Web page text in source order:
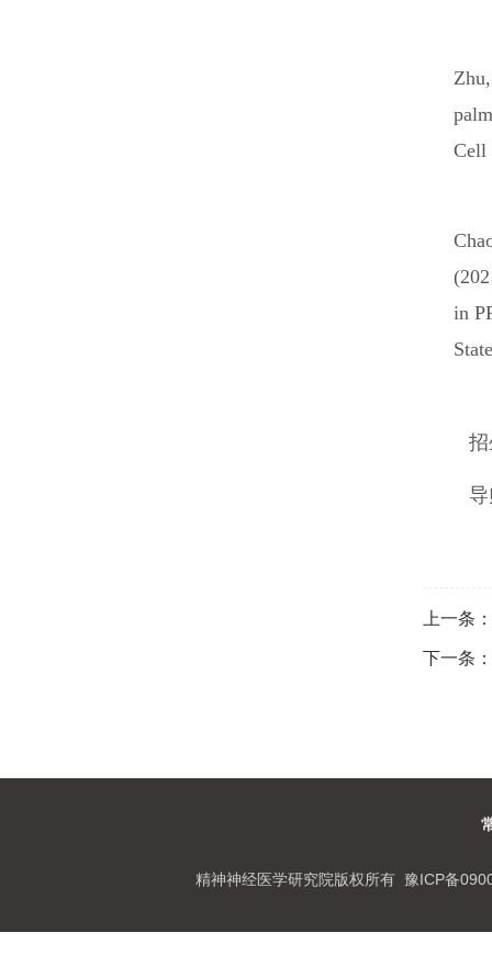
Cell
in
导
上一条：
下一条：
精神神经医学研究院版权所有 豫ICP备